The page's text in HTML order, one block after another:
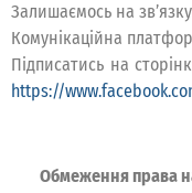
Залишаємось на
Комунікаційна
Підписатись на
https://
Обмеження права